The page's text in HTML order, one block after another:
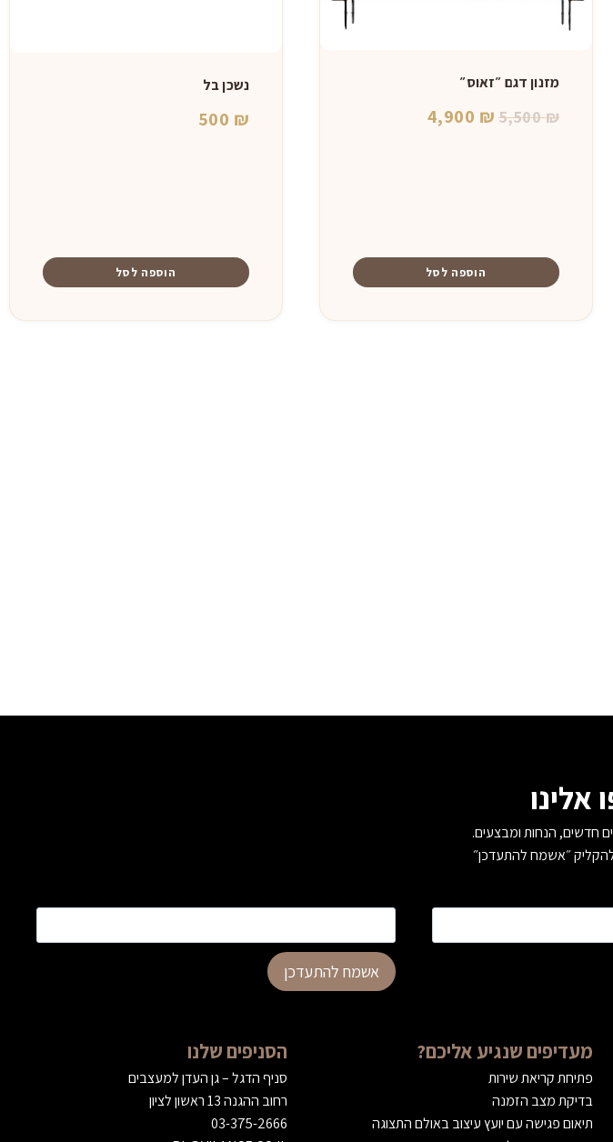
מזנון דגם ״זאוס״
5,500₪
המחיר
4,900 ₪
המחיר
הוספה לסל
נשכן בל
500 ₪
הוספה לסל
אלינו
חדשים, הנחות ומבצעים.
״אשמח להתעדכן״
אשמח להתעדכן
מעדיפים שנגיע אליכם?
פתיחת קריאת שירות
בדיקת מצב הזמנה
תיאום פגישה עם יועץ עיצוב באולם התצוגה
הסניפים שלנו
סניף הדגל – גן העדן למעצבים
רחוב ההגנה 13 ראשון לציון
03-375-2666